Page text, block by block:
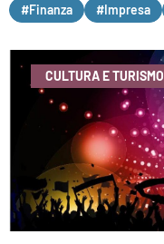
#Finanza #Impresa
CULTURA E TURISMO